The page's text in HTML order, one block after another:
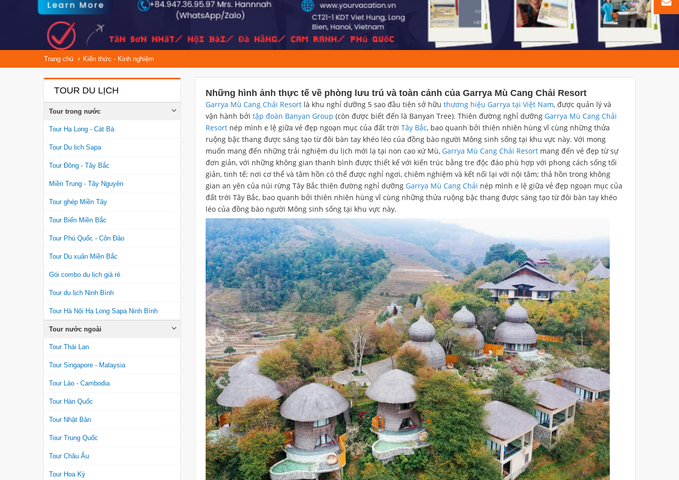
Trang chủ Kiến thức - Kinh nghiệm
TOUR DU LỊCH
Tour trong nước
Tour Hạ Long - Cát Bà
Tour Du lịch Sapa
Tour Đông - Tây Bắc
Miền Trung - Tây Nguyên
Tour ghép Miền Tây
Tour Biển Miền Bắc
Tour Phú Quốc - Côn Đảo
Tour Du xuân Miền Bắc
Gói combo du lịch giá rẻ
Tour du lịch Ninh Bình
Tour Hà Nội Hạ Long Sapa Ninh Bình
Tour nước ngoài
Tour Thái Lan
Tour Singapore - Malaysia
Tour Lào - Cambodia
Tour Hàn Quốc
Tour Nhật Bản
Tour Trung Quốc
Tour Châu Âu
Tour Hoa Kỳ
Những hình ảnh thực tế về phòng lưu trú và toàn cảnh của Garrya Mù Cang Chải Resort
Garrya Mù Cang Chải Resort là khu nghỉ dưỡng 5 sao đầu tiên sở hữu thương hiệu Garrya tại Việt Nam, được quản lý và
vận hành bởi tập đoàn Banyan Group (còn được biết đến là Banyan Tree). Thiên đường nghỉ dưỡng Garrya Mù Cang Chải
Resort nép mình e lệ giữa vẻ đẹp ngoạn mục của đất trời Tây Bắc, bao quanh bởi thiên nhiên hùng vĩ cùng những thửa
ruộng bậc thang được sáng tạo từ đôi bàn tay khéo léo của đồng bào người Mông sinh sống tại khu vực này. Với mong
muốn mang đến những trải nghiệm du lịch mới lạ tại non cao xứ Mù, Garrya Mù Cang Chải Resort mang đến vẻ đẹp từ sự
đơn giản, với những không gian thanh bình được thiết kế với kiến trúc bằng tre độc đáo phù hợp với phong cách sống tối
giản, tinh tế; nơi cơ thể và tâm hồn có thể được nghỉ ngơi, chiêm nghiệm và kết nối lại với nội tâm; thả hồn trong không
gian an yên của núi rừng Tây Bắc thiên đường nghỉ dưỡng Garrya Mù Cang Chải nép mình e lệ giữa vẻ đẹp ngoạn mục của
đất trời Tây Bắc, bao quanh bởi thiên nhiên hùng vĩ cùng những thửa ruộng bậc thang được sáng tạo từ đôi bàn tay khéo
léo của đồng bào người Mông sinh sống tại khu vực này.